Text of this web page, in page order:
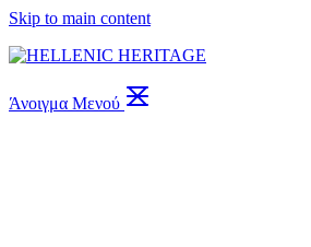
Skip to main content
Άνοιγμα Μενού